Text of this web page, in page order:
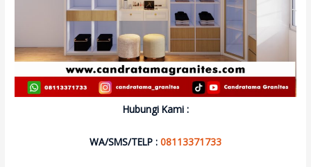
Hubungi Kami :
WA/SMS/TELP : 08113371733